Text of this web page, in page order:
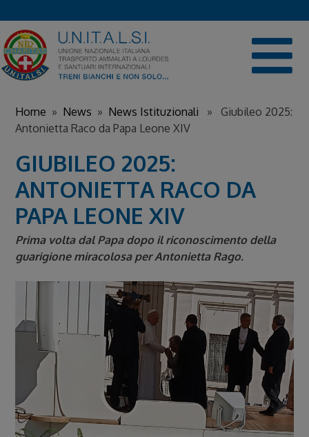
to
content
Home » News » News Istituzionali » Giubileo 2025:
Antonietta Raco da Papa Leone XIV
GIUBILEO 2025:
ANTONIETTA RACO DA
PAPA LEONE XIV
Prima volta dal Papa dopo il riconoscimento della
guarigione miracolosa per Antonietta Rago.